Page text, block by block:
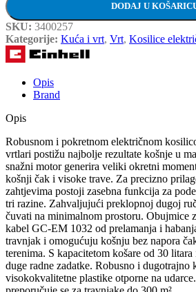
DODAJ U
SKU: 3400257
Kategorije: Kuća i vrt, Vrt, Kosilice
Opis
Brand
Opis
Robusnom i pokretnom električnom
vrtlari postižu najbolje rezultate košnje u
snažni motor generira veliki okretni
košnji čak i visoke trave. Za precizno
zahtjevima postoji zasebna funkcija za
tri razine. Zahvaljujući preklopnoj dugoj
čuvati na minimalnom prostoru. Obujmice
kabel GC-EM 1032 od prelamanja i
travnjak i omogućuju košnju bez napora
terenima. S kapacitetom košare od 30
duge radne zadatke. Robusno i dugotrajno
visokokvalitetne plastike otporne na